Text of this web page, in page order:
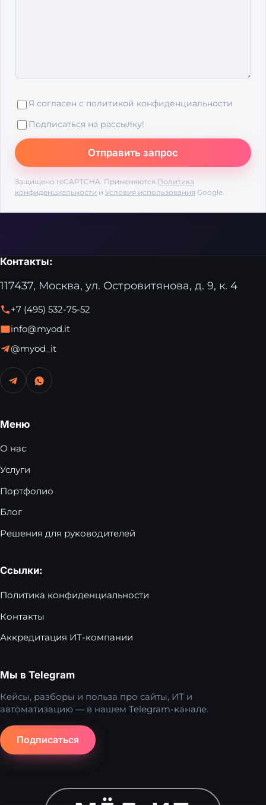
Я согласен с политикой конфиденциальности
Подписаться на рассылку!
Защищено reCAPTCHA. Применяются Политика
конфиденциальности и Условия использования Google.
Контакты:
117437, Москва, ул. Островитянова, д. 9, к. 4
+7 (495) 532-75-52
info@myod.it
@myod_it
Меню
О нас
Услуги
Портфолио
Блог
Решения для руководителей
Ссылки:
Политика конфиденциальности
Контакты
Аккредитация ИТ-компании
Мы в Telegram
Кейсы, разборы и польза про сайты, ИТ и
автоматизацию — в нашем Telegram-канале.
Подписаться